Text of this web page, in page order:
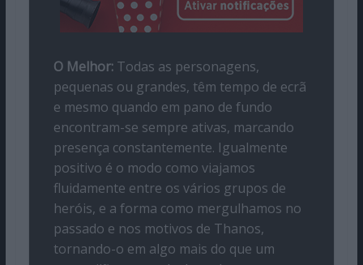
O Melhor: Todas as personagens,
pequenas ou grandes, têm tempo de ecrã
e mesmo quando em pano de fundo
encontram-se sempre ativas, marcando
presença constantemente. Igualmente
positivo é o modo como viajamos
fluidamente entre os vários grupos de
heróis, e a forma como mergulhamos no
passado e nos motivos de Thanos,
tornando-o em algo mais do que um